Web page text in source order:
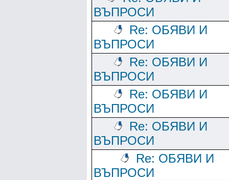
ВЪПРОСИ
Re: ОБЯВИ И
ВЪПРОСИ
Re: ОБЯВИ И
ВЪПРОСИ
Re: ОБЯВИ И
ВЪПРОСИ
Re: ОБЯВИ И
ВЪПРОСИ
Re: ОБЯВИ И
ВЪПРОСИ